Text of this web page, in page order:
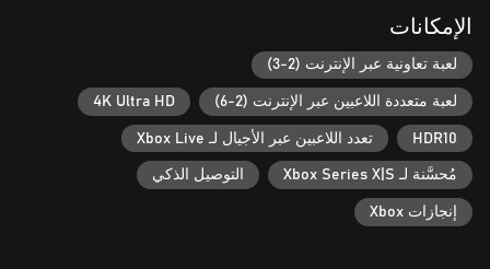
الإمكانات
لعبة تعاونية عبر الإنترنت (2-3)
لعبة متعددة اللاعبين عبر الإنترنت (2-6) 4K Ultra HD
HDR10 تعدد اللاعبين عبر الأجيال لـ Xbox Live
مُحسَّنة لـ Xbox Series X|S التوصيل الذكي
إنجازات Xbox